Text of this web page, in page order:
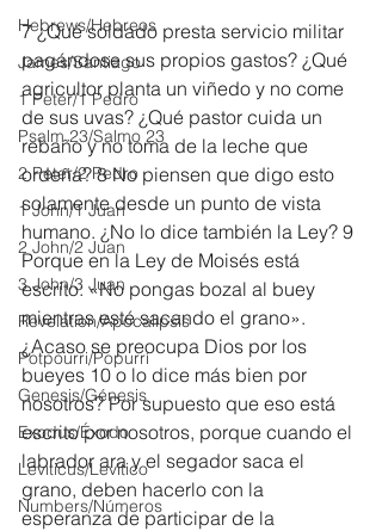
Hebrews/Hebreos
James/Santiago
1 Peter/1 Pedro
Psalm 23/Salmo 23
2 Peter/2 Pedro
1 John/1 Juan
2 John/2 Juan
3 John/3 Juan
Revelation/Apocalipsis
Potpourri/Popurrí
Genesis/Génesis
Exodus/Éxodo
Leviticus/Levítico
Numbers/Números
7 ¿Qué soldado presta servicio militar
pagándose sus propios gastos? ¿Qué
agricultor planta un viñedo y no come
de sus uvas? ¿Qué pastor cuida un
rebaño y no toma de la leche que
ordeña? 8 No piensen que digo esto
solamente desde un punto de vista
humano. ¿No lo dice también la Ley? 9
Porque en la Ley de Moisés está
escrito: «No pongas bozal al buey
mientras esté sacando el grano».
¿Acaso se preocupa Dios por los
bueyes 10 o lo dice más bien por
nosotros? Por supuesto que eso está
escrito por nosotros, porque cuando el
labrador ara y el segador saca el
grano, deben hacerlo con la
esperanza de participar de la